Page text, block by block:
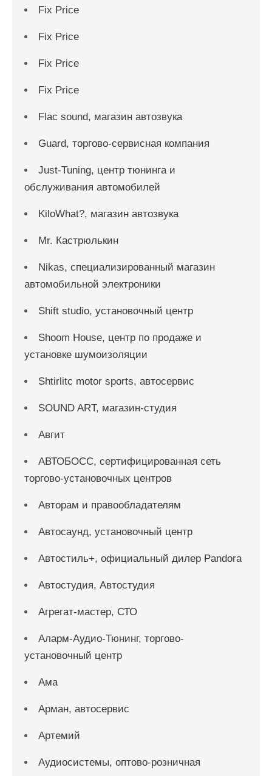
Fix Price
Fix Price
Fix Price
Fix Price
Flac sound, магазин автозвука
Guard, торгово-сервисная компания
Just-Tuning, центр тюнинга и
обслуживания автомобилей
KiloWhat?, магазин автозвука
Mr. Кастрюлькин
Nikas, специализированный магазин
автомобильной электроники
Shift studio, установочный центр
Shoom House, центр по продаже и
установке шумоизоляции
Shtirlitc motor sports, автосервис
SOUND ART, магазин-студия
Авгит
АВТОБОСС, сертифицированная сеть
торгово-установочных центров
Авторам и правообладателям
Автосаунд, установочный центр
Автостиль+, официальный дилер Pandora
Автостудия, Автостудия
Агрегат-мастер, СТО
Аларм-Аудио-Тюнинг, торгово-
установочный центр
Ама
Арман, автосервис
Артемий
Аудиосистемы, оптово-розничная